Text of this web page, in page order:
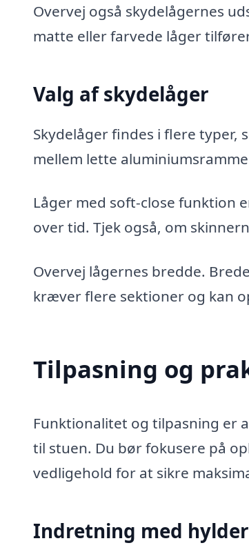
Overvej også skydelågernes
matte eller farvede låger
Valg af skydelåger
Skydelåger findes i flere typer,
mellem lette
Låger med soft-close funktion
over tid. Tjek også, om
Overvej lågernes bredde.
kræver flere sektioner og kan
Tilpasning og
Funktionalitet og tilpasning er
til stuen. Du bør fokusere på
vedligehold for at sikre
Indretning med